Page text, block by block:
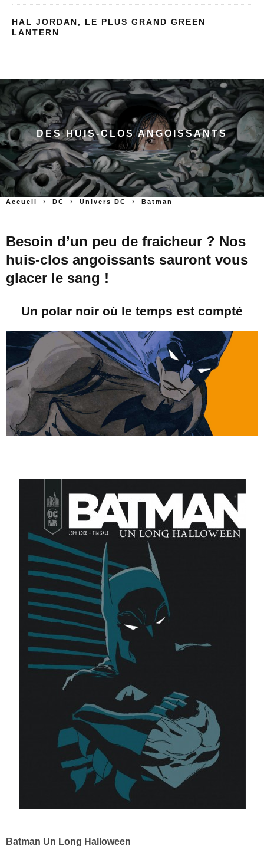
HAL JORDAN, LE PLUS GRAND GREEN
LANTERN
DES HUIS-CLOS ANGOISSANTS
Accueil DC Univers DC Batman
Besoin d’un peu de fraicheur ? Nos
huis-clos angoissants sauront vous
glacer le sang !
Un polar noir où le temps est compté
Batman Un Long Halloween